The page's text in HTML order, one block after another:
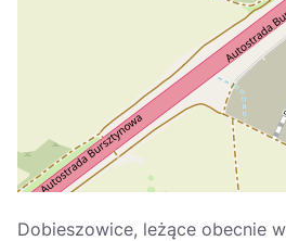
Dobieszowice, leżące obecnie